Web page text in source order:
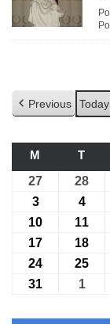
Previous Today
M ПОНЕДІЛОК
T
27 27.07.2026
28
303.08.2026
4
10 10.08.2026
11
17 17.08.2026
18
24 24.08.2026
25
31 31.08.2026
1